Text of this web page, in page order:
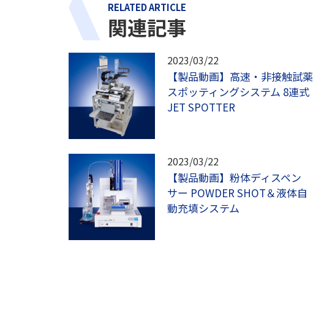
RELATED ARTICLE
関連記事
2023/03/22
【製品動画】高速・非接触試薬
スポッティングシステム 8連式
JET SPOTTER
2023/03/22
【製品動画】粉体ディスペン
サー POWDER SHOT＆液体自
動充填システム